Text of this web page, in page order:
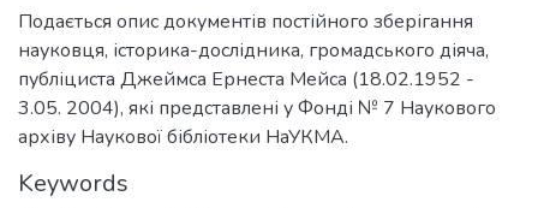
Подається опис документів постійного зберігання
науковця, історика-дослідника, громадського діяча,
публіциста Джеймса Ернеста Мейса (18.02.1952 -
3.05. 2004), які представлені у Фонді № 7 Наукового
архіву Наукової бібліотеки НаУКМА.
Keywords